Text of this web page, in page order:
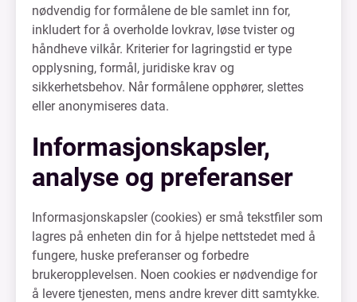
nødvendig for formålene de ble samlet inn for,
inkludert for å overholde lovkrav, løse tvister og
håndheve vilkår. Kriterier for lagringstid er type
opplysning, formål, juridiske krav og
sikkerhetsbehov. Når formålene opphører, slettes
eller anonymiseres data.
Informasjonskapsler,
analyse og preferanser
Informasjonskapsler (cookies) er små tekstfiler som
lagres på enheten din for å hjelpe nettstedet med å
fungere, huske preferanser og forbedre
brukeropplevelsen. Noen cookies er nødvendige for
å levere tjenesten, mens andre krever ditt samtykke.